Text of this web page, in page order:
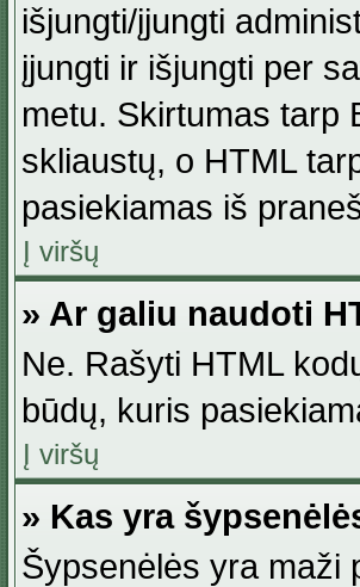
išjungti/įjungti
įjungti ir išjungti per
metu. Skirtumas tarp
skliaustų, o HTML
pasiekiamas iš
Į viršų
» Ar galiu naudoti
Ne. Rašyti HTML
būdų, kuris
Į viršų
» Kas yra
Šypsenėlės yra maži